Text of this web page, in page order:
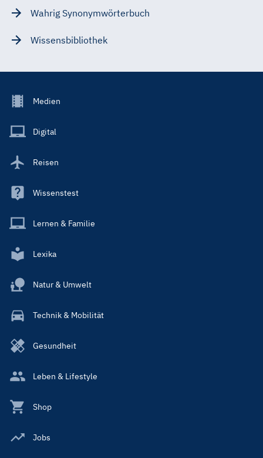
Wahrig Synonymwörterbuch
Wissensbibliothek
Footer
Main
Medien
Digital
Reisen
Wissenstest
Lernen & Familie
Lexika
Natur & Umwelt
Technik & Mobilität
Gesundheit
Leben & Lifestyle
Shop
Jobs